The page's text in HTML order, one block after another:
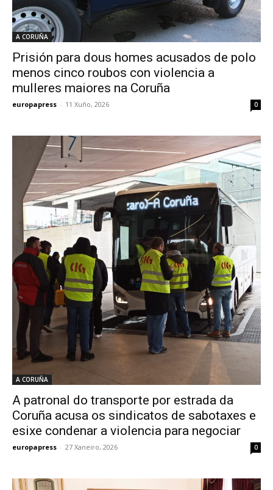
A CORUÑA
Prisión para dous homes acusados de polo
menos cinco roubos con violencia a
mulleres maiores na Coruña
europapress - 11 Xuño, 2026 0
A CORUÑA
A patronal do transporte por estrada da
Coruña acusa os sindicatos de sabotaxes e
esixe condenar a violencia para negociar
europapress - 27 Xaneiro, 2026 0